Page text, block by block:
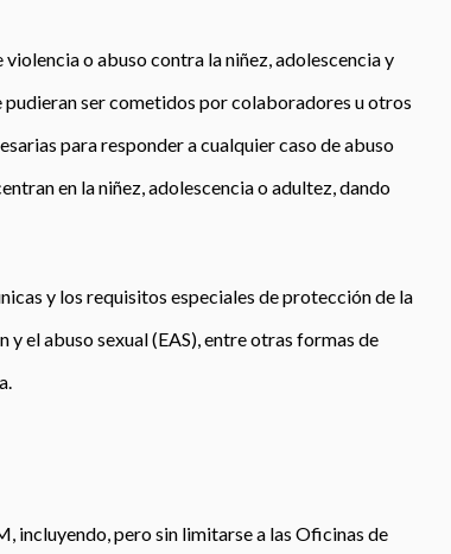
o abuso contra la niñez, adolescencia y
ser cometidos por colaboradores u otros
para responder a cualquier caso de abuso
en la niñez, adolescencia o adultez, dando
y los requisitos especiales de protección de la
el abuso sexual (EAS), entre otras formas de
incluyendo, pero sin limitarse a las Oficinas de